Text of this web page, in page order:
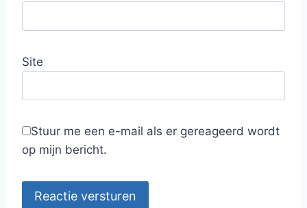
Site
Stuur me een e-mail als er gereageerd wordt
op mijn bericht.
Reactie versturen